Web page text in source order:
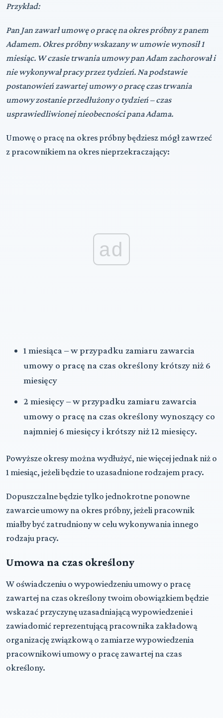
Przykład:
Pan Jan zawarł umowę o pracę na okres próbny z panem
Adamem. Okres próbny wskazany w umowie wynosił 1
miesiąc. W czasie trwania umowy pan Adam zachorował i
nie wykonywał pracy przez tydzień. Na podstawie
postanowień zawartej umowy o pracę czas trwania
umowy zostanie przedłużony o tydzień – czas
usprawiedliwionej nieobecności pana Adama.
Umowę o pracę na okres próbny będziesz mógł zawrzeć
z pracownikiem na okres nieprzekraczający:
ad
1 miesiąca – w przypadku zamiaru zawarcia
umowy o pracę na czas określony krótszy niż 6
miesięcy
2 miesięcy – w przypadku zamiaru zawarcia
umowy o pracę na czas określony wynoszący co
najmniej 6 miesięcy i krótszy niż 12 miesięcy.
Powyższe okresy można wydłużyć, nie więcej jednak niż o
1 miesiąc, jeżeli będzie to uzasadnione rodzajem pracy.
Dopuszczalne będzie tylko jednokrotne ponowne
zawarcie umowy na okres próbny, jeżeli pracownik
miałby być zatrudniony w celu wykonywania innego
rodzaju pracy.
Umowa na czas określony
W oświadczeniu o wypowiedzeniu umowy o pracę
zawartej na czas określony twoim obowiązkiem będzie
wskazać przyczynę uzasadniającą wypowiedzeniei
zawiadomić reprezentującą pracownika zakładową
organizację związkową o zamiarze wypowiedzenia
pracownikowi umowy o pracę zawartej na czas
określony.